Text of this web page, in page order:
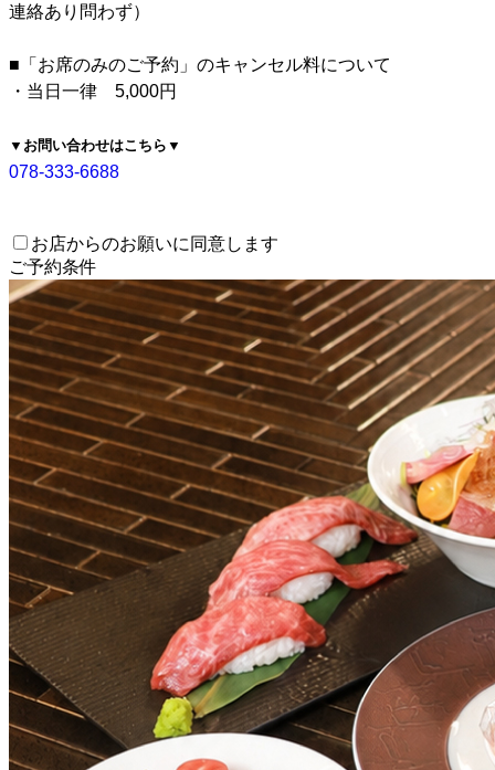
連絡あり問わず）
■「お席のみのご予約」のキャンセル料について
・当日一律 5,000円
▼お問い合わせはこちら▼
078-333-6688
お店からのお願いに同意します
ご予約条件